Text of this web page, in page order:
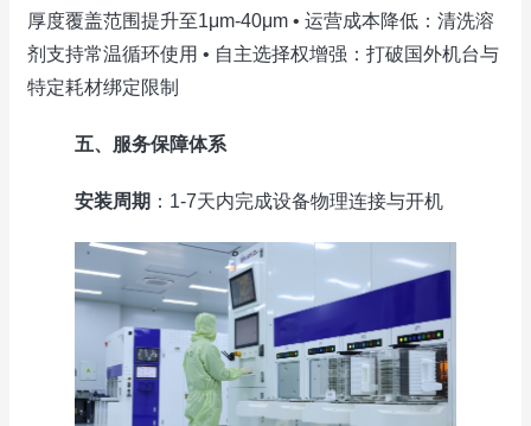
厚度覆盖范围提升至1μm-40μm • 运营成本降低：清洗溶
剂支持常温循环使用 • 自主选择权增强：打破国外机台与
特定耗材绑定限制
五、服务保障体系
安装周期 ：1-7天内完成设备物理连接与开机